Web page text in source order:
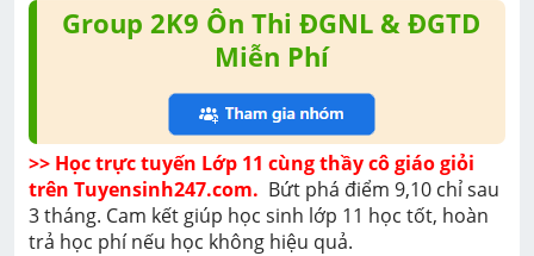
Group 2K9 Ôn Thi ĐGNL & ĐGTD
Miễn Phí
>> Học trực tuyến Lớp 11 cùng thầy cô giáo giỏi
trên Tuyensinh247.com. Bứt phá điểm 9,10 chỉ sau
3 tháng. Cam kết giúp học sinh lớp 11 học tốt, hoàn
trả học phí nếu học không hiệu quả.